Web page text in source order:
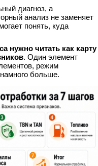
диагноз, а
анализ не заменяет
понять, куда
нужно читать как карту
. Один элемент
режим
больше.